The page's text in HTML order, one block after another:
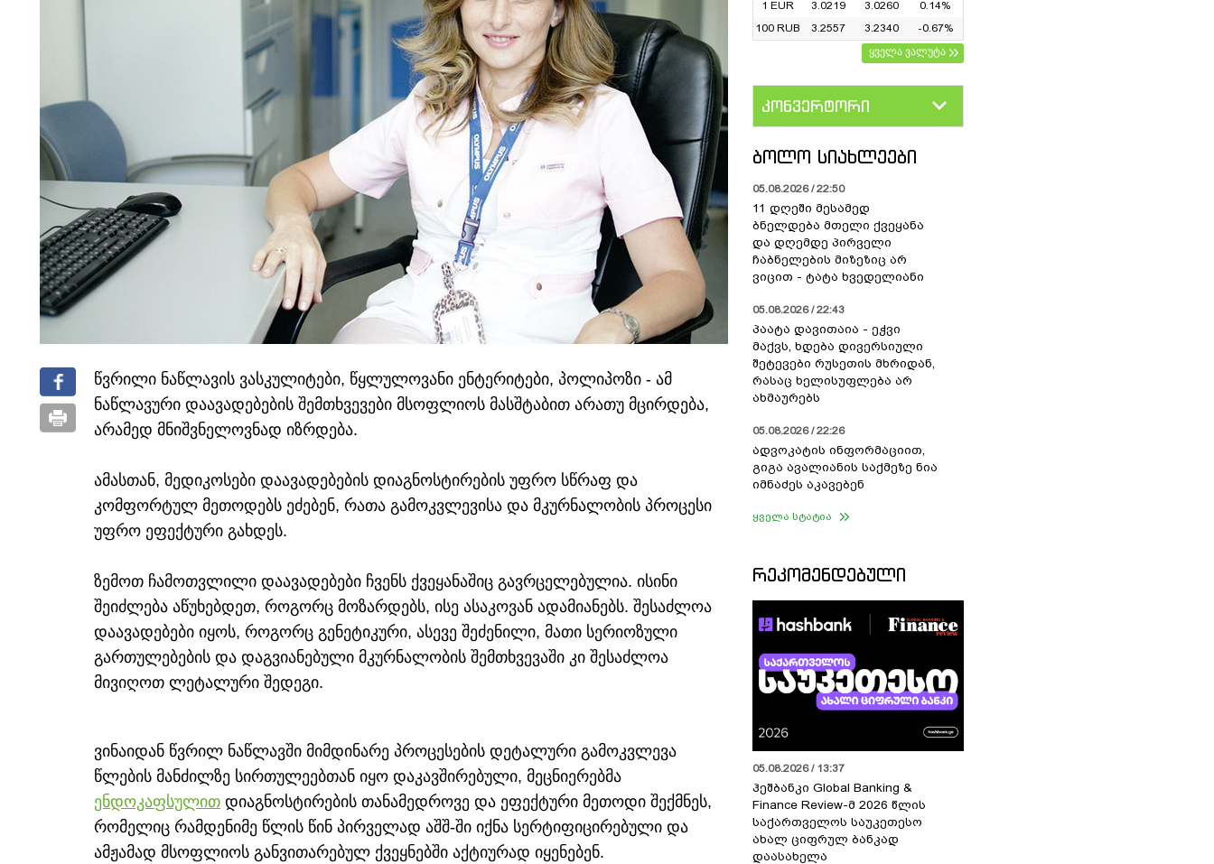
წვრილი ნაწლავის ვასკულიტები, წყლულოვანი ენტერიტები, პოლიპოზი - ამ
ნაწლავური დაავადებების შემთხვევები მსოფლიოს მასშტაბით არათუ მცირდება,
არამედ მნიშვნელოვნად იზრდება.
ამასთან, მედიკოსები დაავადებების დიაგნოსტირების უფრო სწრაფ და
კომფორტულ მეთოდებს ეძებენ, რათა გამოკვლევისა და მკურნალობის პროცესი
უფრო ეფექტური გახდეს.
ზემოთ ჩამოთვლილი დაავადებები ჩვენს ქვეყანაშიც გავრცელებულია. ისინი
შეიძლება აწუხებდეთ, როგორც მოზარდებს, ისე ასაკოვან ადამიანებს. შესაძლოა
დაავადებები იყოს, როგორც გენეტიკური, ასევე შეძენილი, მათი სერიოზული
გართულებების და დაგვიანებული მკურნალობის შემთხვევაში კი შესაძლოა
მივიღოთ ლეტალური შედეგი.
ვინაიდან წვრილ ნაწლავში მიმდინარე პროცესების დეტალური გამოკვლევა
წლების მანძილზე სირთულეებთან იყო დაკავშირებული, მეცნიერებმა
ენდოკაფსულით დიაგნოსტირების თანამედროვე და ეფექტური მეთოდი შექმნეს,
რომელიც რამდენიმე წლის წინ პირველად აშშ-ში იქნა სერტიფიცირებული და
ამჟამად მსოფლიოს განვითარებულ ქვეყნებში აქტიურად იყენებენ.
1 EUR
3.0219 3.0260
0.14%
100 RUB
3.2557 3.2340
-0.67%
ყველა ვალუტა
კონვერტორი
ᲑᲝᲚᲝ ᲡᲘᲐᲮᲚᲔᲔᲑᲘ
05.08.2026 / 22:50
11 დღეში მესამედ
ბნელდება მთელი ქვეყანა
და დღემდე პირველი
ჩაბნელების მიზეზიც არ
ვიცით - ტატა ხვედელიანი
05.08.2026 / 22:43
პაატა დავითაია - ეჭვი
მაქვს, ხდება დივერსიული
შეტევები რუსეთის მხრიდან,
რასაც ხელისუფლება არ
ახმაურებს
05.08.2026 / 22:26
ადვოკატის ინფორმაციით,
გიგა ავალიანის საქმეზე ნია
იმნაძეს აკავებენ
ყველა სტატია
ᲠᲔᲙᲝᲛᲔᲜᲓᲔᲑᲣᲚᲘ
05.08.2026 / 13:37
ჰეშბანკი Global Banking &
Finance Review-მ 2026 წლის
საქართველოს საუკეთესო
ახალ ციფრულ ბანკად
დაასახელა